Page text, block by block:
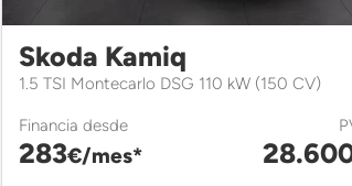
Skoda Kamiq
1.5 TSI Montecarlo DSG 110 kW (150 CV)
Financia desde
283€/mes*